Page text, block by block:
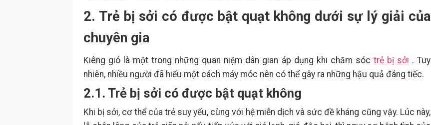
2. Trẻ bị sởi có được bật quạt không dưới sự lý giải của
chuyên gia
Kiêng gió là một trong những quan niệm dân gian áp dụng khi chăm sóc trẻ bị sởi . Tuy
nhiên, nhiều người đã hiểu một cách máy móc nên có thể gây ra những hậu quả đáng tiếc.
2.1. Trẻ bị sởi có được bật quạt không
Khi bị sởi, cơ thể của trẻ suy yếu, cùng với hệ miễn dịch và sức đề kháng cũng vậy. Lúc này,